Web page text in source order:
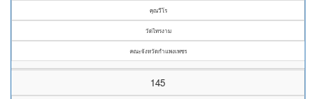
คุณวีโร
วัดไทรงาม
คณะจังหวัดกำแพงเพชร
145